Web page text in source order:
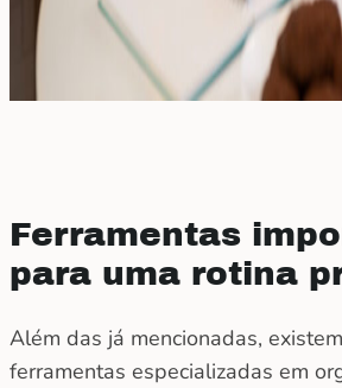
Ferramentas
para uma rotina
Além das já mencionadas,
ferramentas especializadas em